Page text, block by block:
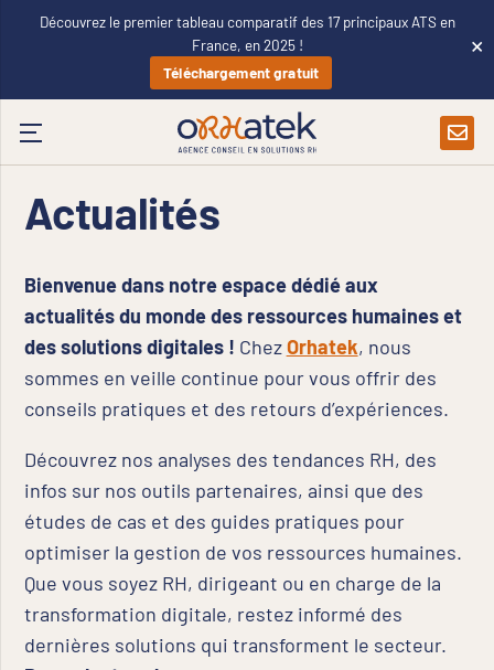
Découvrez le premier tableau comparatif des 17 principaux ATS en
France, en 2025 !
Téléchargement gratuit
×
Actualités
Bienvenue dans notre espace dédié aux
actualités du monde des ressources humaines et
des solutions digitales ! ChezOrhatek, nous
sommes en veille continue pour vous offrir des
conseils pratiques et des retours d’expériences.
Découvrez nos analyses des tendances RH, des
infos sur nos outils partenaires, ainsi que des
études de cas et des guides pratiques pour
optimiser la gestion de vos ressources humaines.
Que vous soyez RH, dirigeant ou en charge de la
transformation digitale, restez informé des
dernières solutions qui transforment le secteur.